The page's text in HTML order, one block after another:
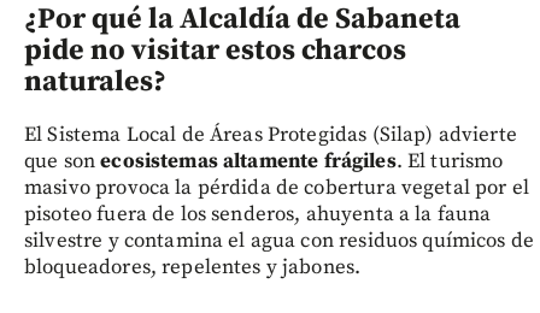
¿Por qué la Alcaldía de Sabaneta
pide no visitar estos charcos
naturales?
El Sistema Local de Áreas Protegidas (Silap) advierte
que sonecosistemas altamente frágiles. El turismo
masivo provoca la pérdida de cobertura vegetal por el
pisoteo fuera de los senderos, ahuyenta a la fauna
silvestre y contamina el agua con residuos químicos de
bloqueadores, repelentes y jabones.